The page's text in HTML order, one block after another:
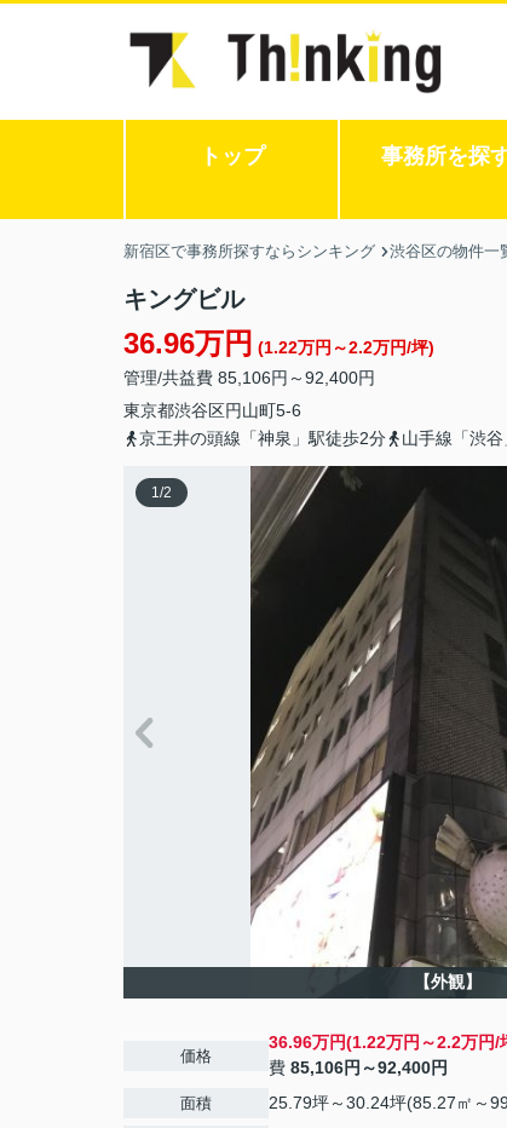
トップ 事務所を探
新宿区で事務所探すならシンキング 渋谷区の物件一
キングビル
36.96万円 (1.22万円～2.2万円/坪)
管理/共益費 85,106円～92,400円
東京都渋谷区円山町5-6
京王井の頭線「神泉」駅徒歩2分
山手線「渋
1/2
【外観】
価格
36.96万円(1.22万円～2.2万円/
費 85,106円～92,400円
面積 25.79坪～30.24坪(85.27㎡～